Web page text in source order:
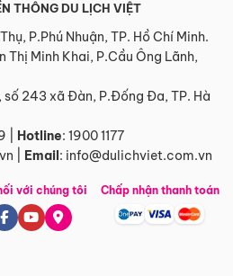
THÔNG DU LỊCH VIỆT
P.Phú Nhuận, TP. Hồ Chí Minh.
Thị Minh Khai, P.Cầu Ông Lãnh,
số 243 xã Đàn, P.Đống Đa, TP. Hà
Hotline: 1900 1177
Email: info@dulichviet.com.vn
với chúng tôi Chấp nhận thanh toán